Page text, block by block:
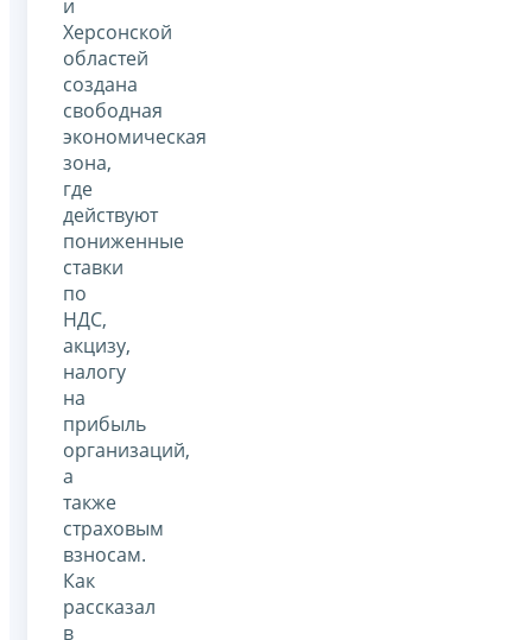
и
Херсонской
областей
создана
свободная
экономическая
зона,
где
действуют
пониженные
ставки
по
НДС,
акцизу,
налогу
на
прибыль
организаций,
а
также
страховым
взносам.
Как
рассказал
в